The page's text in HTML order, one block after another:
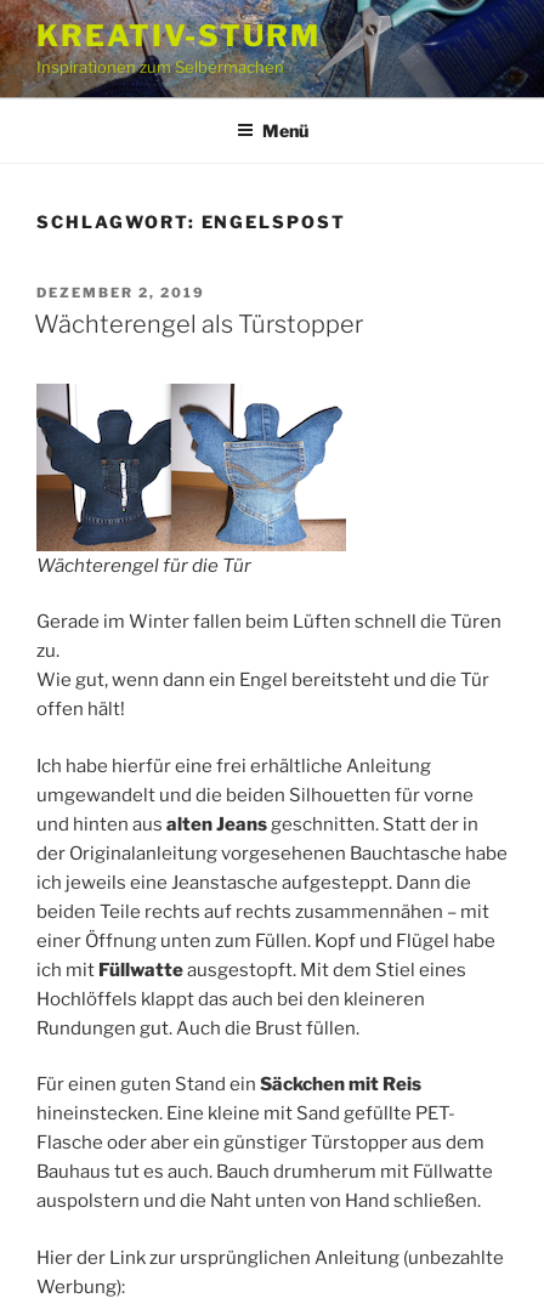
Zum
Inhalt
springen
KREATIV-STURM
Inspirationen zum Selbermachen
Menü
SCHLAGWORT: ENGELSPOST
VERÖFFENTLICHT
AM
DEZEMBER 2, 2019
Wächterengel als Türstopper
Wächterengel für die Tür
Gerade im Winter fallen beim Lüften schnell die Türen
zu.
Wie gut, wenn dann ein Engel bereitsteht und die Tür
offen hält!
Ich habe hierfür eine frei erhältliche Anleitung
umgewandelt und die beiden Silhouetten für vorne
und hinten aus alten Jeansgeschnitten. Statt der in
der Originalanleitung vorgesehenen Bauchtasche habe
ich jeweils eine Jeanstasche aufgesteppt. Dann die
beiden Teile rechts auf rechts zusammennähen – mit
einer Öffnung unten zum Füllen. Kopf und Flügel habe
ich mit Füllwatteausgestopft. Mit dem Stiel eines
Hochlöffels klappt das auch bei den kleineren
Rundungen gut. Auch die Brust füllen.
Für einen guten Stand ein Säckchen mit Reis
hineinstecken. Eine kleine mit Sand gefüllte PET-
Flasche oder aber ein günstiger Türstopper aus dem
Bauhaus tut es auch. Bauch drumherum mit Füllwatte
auspolstern und die Naht unten von Hand schließen.
Hier der Link zur ursprünglichen Anleitung (unbezahlte
Werbung):